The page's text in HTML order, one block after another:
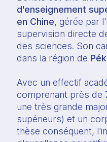
d'enseignement
en Chine, gérée par
supervision directe
des sciences. Son
dans la région de
Avec un effectif
comprenant près de
une très grande
supérieurs) et un
thèse conséquent,